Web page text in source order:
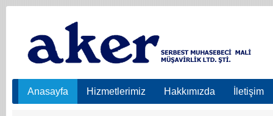
Anasayfa Hizmetlerimiz Hakkımızda İletişim